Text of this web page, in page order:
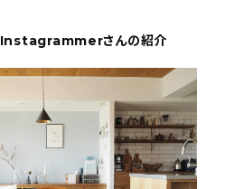
Instagrammerさんの紹介